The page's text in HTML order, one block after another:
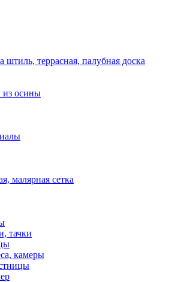
штиль, террасная, палубная доска
из осины
малярная сетка
тачки
камеры